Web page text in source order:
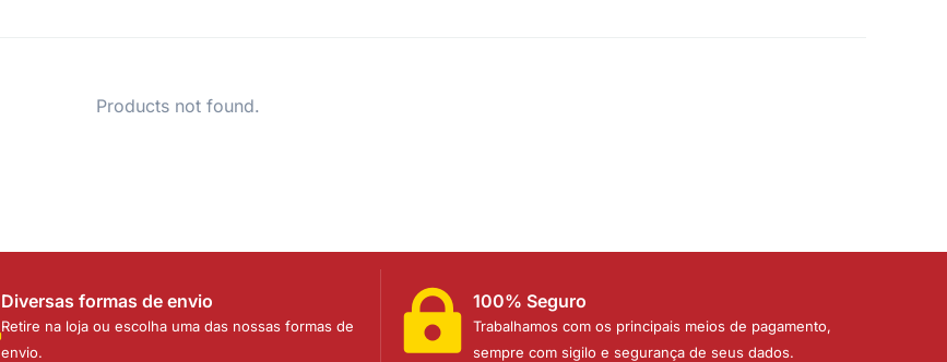
Products not found.
Diversas formas de envio
Retire na loja ou escolha uma das nossas formas de
envio.
100% Seguro
Trabalhamos com os principais meios de pagamento,
sempre com sigilo e segurança de seus dados.